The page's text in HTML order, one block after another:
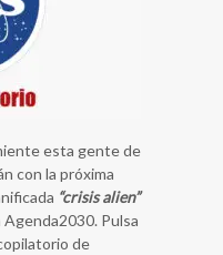
esta gente de
con la próxima
“crisis alien”
Pulsa
de